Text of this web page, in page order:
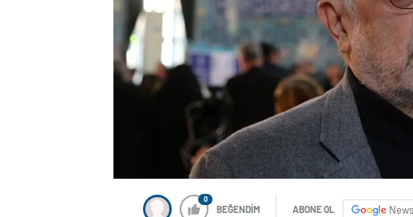
0
BEĞENDİM ABONE OL News